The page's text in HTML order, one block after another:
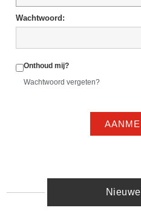
Wachtwoord:
Onthoud mij?
Wachtwoord vergeten?